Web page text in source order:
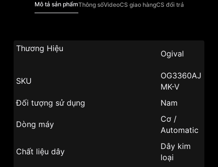
Mô tả sản phẩmThông sốVideoCS giao hàngCS đổi trả
Thương Hiệu
Ogival
SKU
OG3360AJ
MK-V
Đối tượng sử dụng
Nam
Dòng máy
Cơ /
Automatic
Chất liệu dây
Dây kim
loại